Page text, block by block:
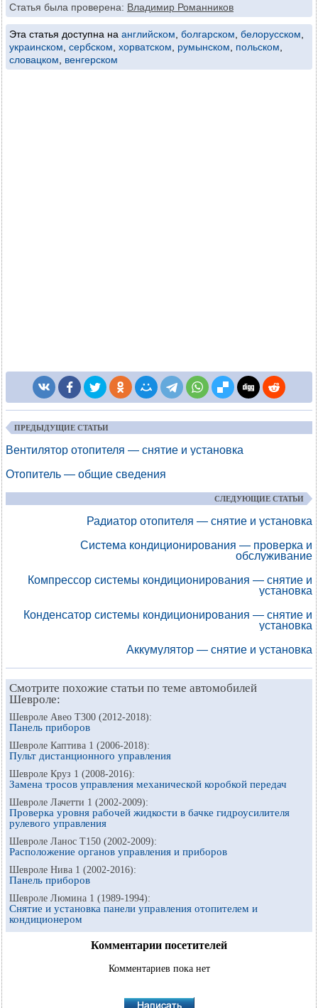
Статья была проверена: Владимир Романников
Эта статья доступна на английском болгарском белорусском
украинском сербском хорватском румынском польском
словацком
венгерском
ПРЕДЫДУЩИЕ СТАТЬИ
Вентилятор отопителя — снятие и установка
Отопитель — общие сведения
СЛЕДУЮЩИЕ СТАТЬИ
Радиатор отопителя — снятие и установка
Система кондиционирования — проверка и
обслуживание
Компрессор системы кондиционирования — снятие и
установка
Конденсатор системы кондиционирования — снятие и
установка
Аккумулятор — снятие и установка
Смотрите похожие статьи по теме автомобилей
Шевроле:
Шевроле Авео Т300 (2012-2018):
Панель приборов
Шевроле Каптива 1 (2006-2018):
Пульт дистанционного управления
Шевроле Круз 1 (2008-2016):
Замена тросов управления механической коробкой передач
Шевроле Лачетти 1 (2002-2009):
Проверка уровня рабочей жидкости в бачке гидроусилителя
рулевого управления
Шевроле Ланос Т150 (2002-2009):
Расположение органов управления и приборов
Шевроле Нива 1 (2002-2016):
Панель приборов
Шевроле Люмина 1 (1989-1994):
Снятие и установка панели управления отопителем и
кондиционером
Комментарии посетителей
Комментариев пока нет